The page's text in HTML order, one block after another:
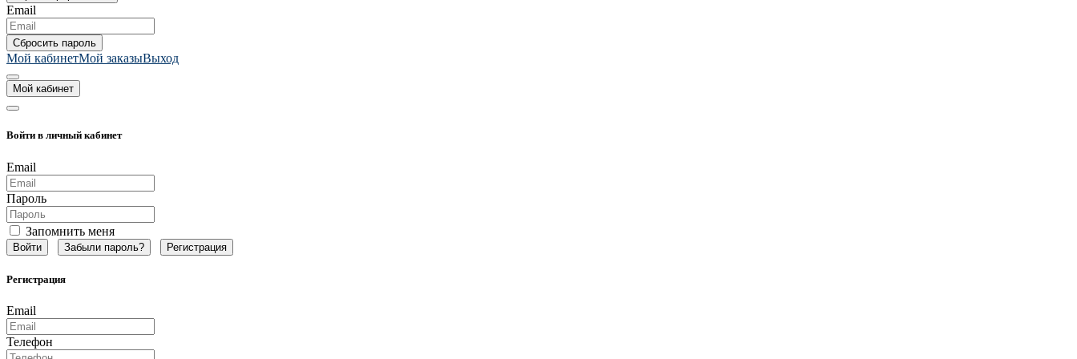
Email
Мой кабинетМой заказыВыход
Мой кабинет
Войти в личный кабинет
Email
Пароль
Запомнить меня
Забыли пароль? Регистрация
Регистрация
Email
Телефон